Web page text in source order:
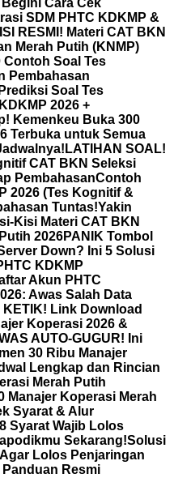
Cara Cek
SDM PHTC KDKMP &
RESMI! Materi CAT BKN
Merah Putih (KNMP)
Contoh Soal Tes
Pembahasan
Soal Tes
2026 +
Kemenkeu Buka 300
Terbuka untuk Semua
LATIHAN SOAL!
CAT BKN Seleksi
PembahasanContoh
2026 (Tes Kognitif &
Tuntas!Yakin
Kisi Materi CAT BKN
2026PANIK Tombol
Down? Ini 5 Solusi
KDKMP
Akun PHTC
Awas Salah Data
Link Download
Koperasi 2026 &
AUTO-GUGUR! Ini
30 Ribu Manajer
Lengkap dan Rincian
Merah Putih
Manajer Koperasi Merah
Syarat & Alur
Syarat Wajib Lolos
Sekarang!Solusi
Lolos Penjaringan
Resmi